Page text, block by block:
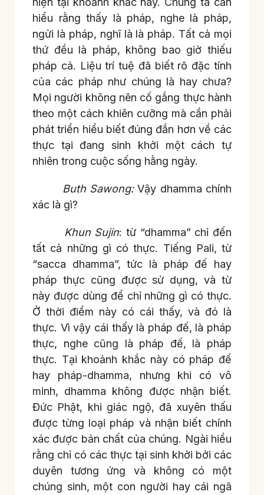
hiểu rằng thấy là pháp, nghe là pháp,
ngửi là pháp, nghĩ là là pháp. Tất cả mọi
thứ đều là pháp, không bao giờ thiếu
pháp cả. Liệu trí tuệ đã biết rõ đặc tính
của các pháp như chúng là hay chưa?
Mọi người không nên cố gắng thực hành
theo một cách khiên cưỡng mà cần phải
phát triển hiểu biết đúng đắn hơn về các
thực tại đang sinh khởi một cách tự
nhiên trong cuộc sống hằng ngày.
Buth Sawong:Vậy dhamma chính
xác là gì?
Khun Sujin: từ “dhamma” chỉ đến
tất cả những gì có thực. Tiếng Pali, từ
“sacca dhamma”, tức là pháp đế hay
pháp thực cũng được sử dụng, và từ
này được dùng để chỉ những gì có thực.
Ở thời điểm này có cái thấy, và đó là
thực. Vì vậy cái thấy là pháp đế, là pháp
thực, nghe cũng là pháp đế, là pháp
thực. Tại khoảnh khắc này có pháp đế
hay pháp-dhamma, nhưng khi có vô
minh, dhamma không được nhận biết.
Đức Phật, khi giác ngộ, đã xuyên thấu
được từng loại pháp và nhận biết chính
xác được bản chất của chúng. Ngài hiểu
rằng chỉ có các thực tại sinh khởi bởi các
duyên tương ứng và không có một
chúng sinh, một con người hay cái ngã